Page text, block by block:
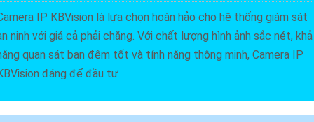
IP KBVision là lựa chọn hoàn hảo cho hệ thống giám sát
ninh với giá cả phải chăng. Với chất lượng hình ảnh sắc nét, khả
quan sát ban đêm tốt và tính năng thông minh, Camera IP
đáng để đầu tư